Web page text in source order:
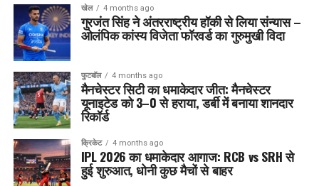
खेल 4 months ago
गुरजंत सिंह ने अंतरराष्ट्रीय हॉकी से लिया संन्यास –
ओलंपिक कांस्य विजेता फॉरवर्ड का गुरुमुखी विदा
फुटबॉल 4 months ago
मैनचेस्टर सिटी का धमाकेदार जीत: मैनचेस्टर
यूनाइटेड को 3–0 से हराया, डर्बी में बनाया शानदार
रिकॉर्ड
क्रिकेट 4 months ago
IPL 2026 का धमाकेदार आगाज: RCB vs SRH से
हुई शुरुआत, धोनी कुछ मैचों से बाहर